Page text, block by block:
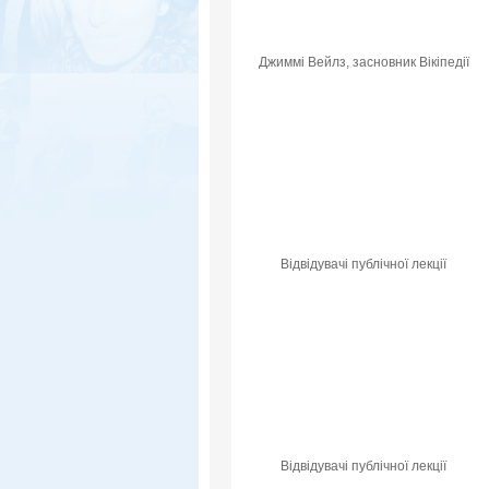
Джиммі Вейлз, засновник Вікіпедії
Відвідувачі публічної лекції
Відвідувачі публічної лекції